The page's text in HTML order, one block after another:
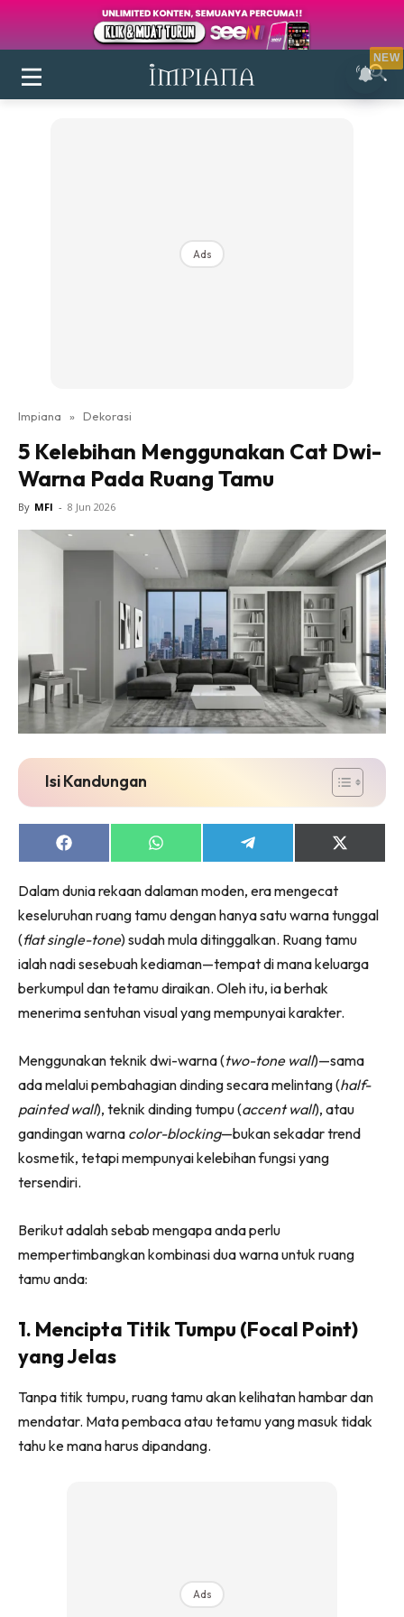
Login|Register
Ruang Makan
Ruang Tamu
Direktori
Interior Design
Landskap
Bilik Air
Bilik Tidur
Ruang Makan
Make Over
Bilik Air
Bilik Tidur
Dapur
Ruang Tamu
Menarik Lagi
Casa Impiana
Impiana Makeover
Makeover Ruang Selebriti
Destinasi
Hotel
Kafe
Landed
Ilham Impiana 360
Ilham Impiana Inspirasi Selebriti
Impiana MakeOver
Lahar Dekor
Sembang Laman
Tip Impiana
Ads
Impiana » Dekorasi
5 Kelebihan Menggunakan Cat Dwi-
Warna Pada Ruang Tamu
By MFI - 8 Jun 2026
Isi Kandungan
Share
on
Share
on
Share
on
Share
on
Dalam dunia rekaan dalaman moden, era mengecat
keseluruhan ruang tamu dengan hanya satu warna tunggal
(flat single-tone) sudah mula ditinggalkan. Ruang tamu
ialah nadi sesebuah kediaman—tempat di mana keluarga
berkumpul dan tetamu diraikan. Oleh itu, ia berhak
menerima sentuhan visual yang mempunyai karakter.
Menggunakan teknik dwi-warna (two-tone wall)—sama
ada melalui pembahagian dinding secara melintang (half-
painted wall), teknik dinding tumpu (accent wall), atau
gandingan warna color-blocking—bukan sekadar trend
kosmetik, tetapi mempunyai kelebihan fungsi yang
tersendiri.
Berikut adalah sebab mengapa anda perlu
mempertimbangkan kombinasi dua warna untuk ruang
tamu anda:
1. Mencipta Titik Tumpu (Focal Point)
yang Jelas
Tanpa titik tumpu, ruang tamu akan kelihatan hambar dan
mendatar. Mata pembaca atau tetamu yang masuk tidak
tahu ke mana harus dipandang.
Ads
NEW